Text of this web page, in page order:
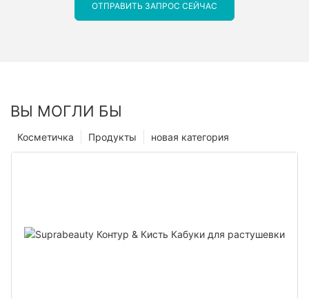
ОТПРАВИТЬ ЗАПРОС СЕЙЧАС
ВЫ МОГЛИ БЫ
новая категория
Продукты
Косметичка